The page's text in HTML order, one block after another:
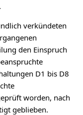
verkündeten
den Einspruch
D1 bis D8
worden, nach
geblieben.